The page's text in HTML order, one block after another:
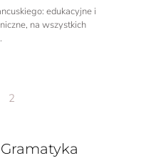
edukacyjne i
na wszystkich
2